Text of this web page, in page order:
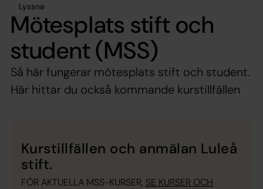
Lyssna
Mötesplats stift och
student (MSS)
Så här fungerar mötesplats stift och student.
Här hittar du också kommande kurstillfällen
Kurstillfällen och anmälan Luleå
stift.
FÖR AKTUELLA MSS-KURSER, SE KURSER OCH